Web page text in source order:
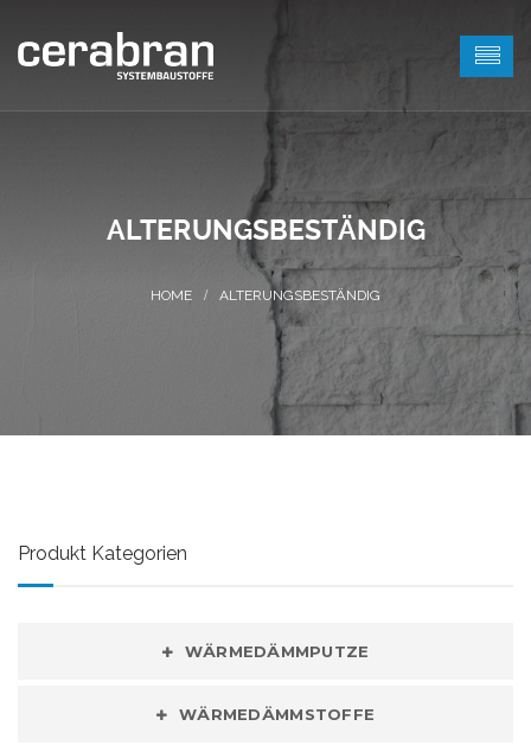
ALTERUNGSBESTÄNDIG
ALTERUNGSBESTÄNDIG
Produkt Kategorien
WÄRMEDÄMMPUTZE
WÄRMEDÄMMSTOFFE